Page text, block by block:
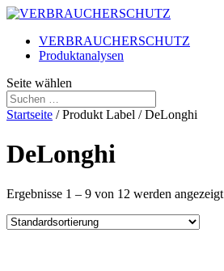
VERBRAUCHERSCHUTZ
Produktanalysen
Seite wählen
Startseite / Produkt Label / DeLonghi
DeLonghi
Ergebnisse 1 – 9 von 12 werden angezeigt